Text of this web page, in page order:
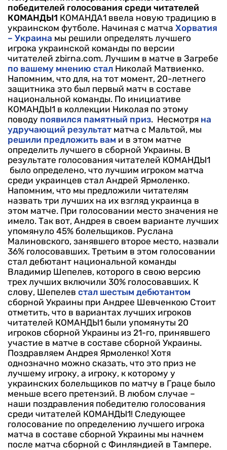
победителей голосования среди читателей
КОМАНДЫ1 КОМАНДА1 ввела новую традицию в
украинском футболе. Начиная с матча Хорватия
– Украина мы решили определять лучшего
игрока украинской команды по версии
читателей zbirna.com. Лучшим в матче в Загребе
по вашему мнению стал Николай Матвиенко.
Напомним, что для, на тот момент, 20-летнего
защитника это был первый матч в составе
национальной команды. По инициативе
КОМАНДЫ1 в коллекции Николая по этому
поводу появился памятный приз. Несмотря на
удручающий результат матча с Мальтой, мы
решили предложить вам и в этом матче
определить лучшего в сборной Украины. В
результате голосования читателей КОМАНДЫ1
было определено, что лучшим игроком матча
среди украинцев стал Андрей Ярмоленко.
Напомним, что мы предложили читателям
назвать три лучших на их взгляд украинца в
этом матче. При голосовании место значения не
имело. Так вот, Андрея в своем варианте лучших
упомянуло 45% болельщиков. Руслана
Малиновского, занявшего второе место, назвали
36% голосовавших. Третьим в этом голосовании
стал дебютант национальной команды
Владимир Шепелев, которого в свою версию
трех лучших включили 30% голосовавших. К
слову, Шепелев стал шестым дебютантом
сборной Украины при Андрее Шевченкою Стоит
отметить, что в вариантах лучших игроков
читателей КОМАНДЫ1 были упомянуты 20
игроков сборной Украины из 21-го, принявшего
участие в матче в составе сборной Украины.
Поздравляем Андрея Ярмоленко! Хотя
однозначно можно сказать, что это приз не
лучшему игроку, а игроку, к которому у
украинских болельщиков по матчу в Граце было
меньше всего претензий. В любом случае –
наши поздравления победителю голосования
среди читателей КОМАНДЫ1! Следующее
голосование по определению лучшего игрока
матча в составе сборной Украины мы начнем
после матча сборной с Финляндией в Тампере.